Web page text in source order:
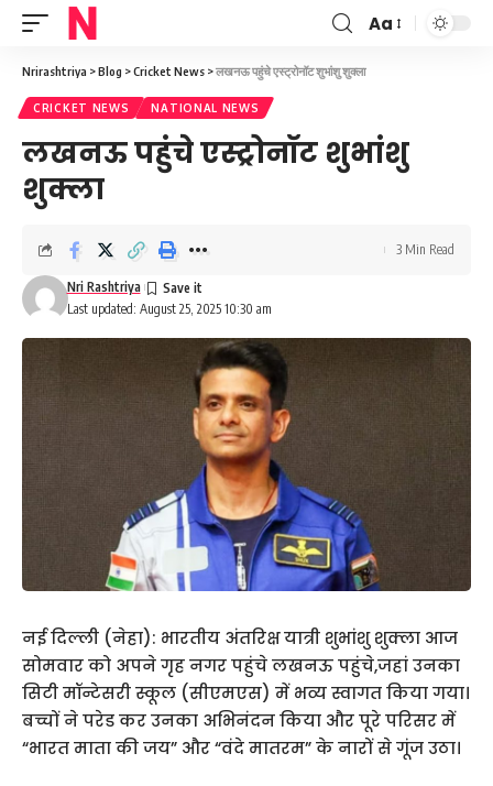
Font
Aa
Nrirashtriya >Blog >Cricket News >लखनऊ पहुंचे एस्ट्रोनॉट शुभांशु शुक्ला
CRICKET NEWS NATIONAL NEWS
लखनऊ पहुंचे एस्ट्रोनॉट शुभांशु
शुक्ला
Last updated: August 25, 2025 10:30 am
Nri Rashtriya
3 Min Read
नई दिल्ली (नेहा): भारतीय अंतरिक्ष यात्री शुभांशु शुक्ला आज
सोमवार को अपने गृह नगर पहुंचे लखनऊ पहुंचे,जहां उनका
सिटी मॉन्टेसरी स्कूल (सीएमएस) में भव्य स्वागत किया गया।
बच्चों ने परेड कर उनका अभिनंदन किया और पूरे परिसर में
“भारत माता की जय” और “वंदे मातरम” के नारों से गूंज उठा।